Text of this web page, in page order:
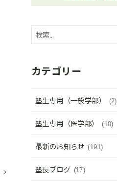
カテゴリー
塾生専用（一般学部） (2)
塾生専用（医学部） (10)
最新のお知らせ (191)
塾長ブログ (17)